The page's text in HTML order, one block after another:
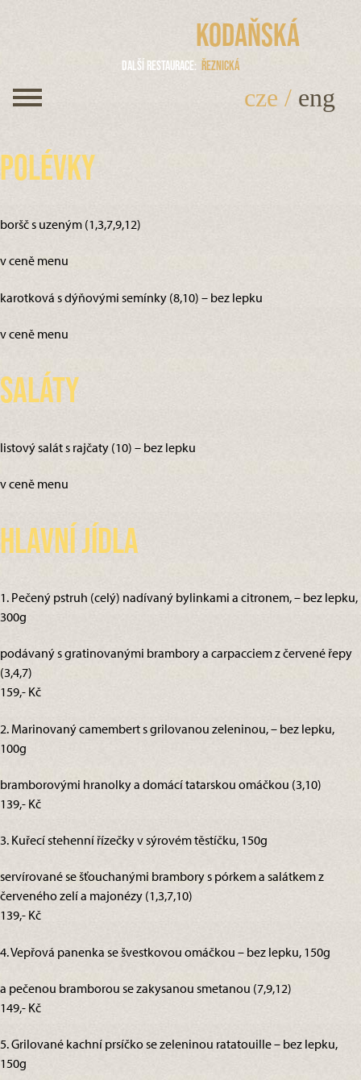
Kodaňská
Další restaurace Řeznická
cze / eng
Polévky
boršč s uzeným (1,3,7,9,12)
v ceně menu
karotková s dýňovými semínky (8,10) – bez lepku
v ceně menu
Saláty
listový salát s rajčaty (10) – bez lepku
v ceně menu
Hlavní jídla
1. Pečený pstruh (celý) nadívaný bylinkami a citronem, – bez lepku,
300g
podávaný s gratinovanými brambory a carpacciem z červené řepy
(3,4,7)
159,- Kč
2. Marinovaný camembert s grilovanou zeleninou, – bez lepku,
100g
bramborovými hranolky a domácí tatarskou omáčkou (3,10)
139,- Kč
3. Kuřecí stehenní řízečky v sýrovém těstíčku, 150g
servírované se šťouchanými brambory s pórkem a salátkem z
červeného zelí a majonézy (1,3,7,10)
139,- Kč
4. Vepřová panenka se švestkovou omáčkou – bez lepku, 150g
a pečenou bramborou se zakysanou smetanou (7,9,12)
149,- Kč
5. Grilované kachní prsíčko se zeleninou ratatouille – bez lepku,
150g